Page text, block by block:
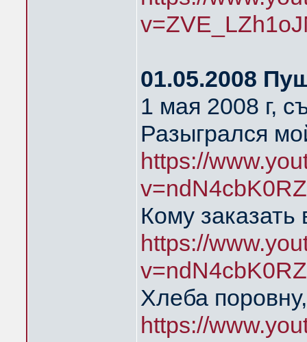
01.05.2008
1 мая 2008 г,
Разыгрался
https://
Кому заказать
https://
Хлеба
https://